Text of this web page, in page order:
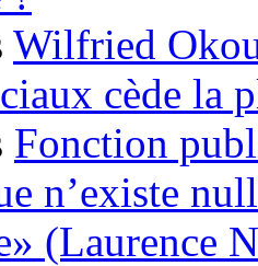
Wilfried
cède la
Fonction
n’existe
(Laurence